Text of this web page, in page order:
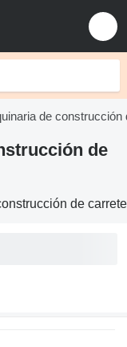
de construcción
de
de